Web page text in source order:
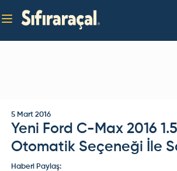
5 Mart 2016
Yeni Ford C-Max 2016
Otomatik Seçeneği İle
Haberi Paylaş: